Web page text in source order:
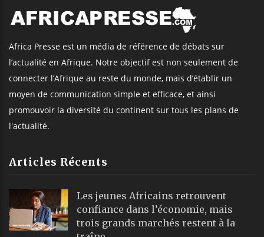
Africa Presse est un média de référence de débats sur
l’actualité en Afrique. Notre objectif est non seulement de
connecter l’Afrique au reste du monde, mais d’établir un
moyen de communication simple et efficace, et ainsi
promouvoir la diversité du continent sur tous les plans de
l'actualité.
Articles Récents
Les jeunes Africains retrouvent
confiance dans l’économie, mais
trois grands marchés restent à la